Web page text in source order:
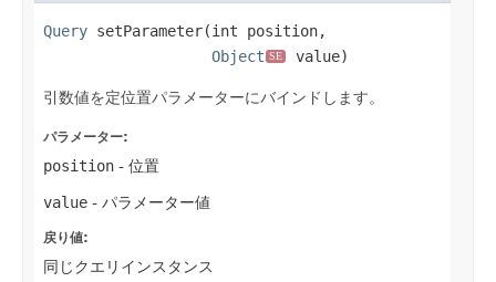
Query setParameter(int position,
Object SE value)
引数値を定位置パラメーターにバインドします。
パラメーター:
position - 位置
value - パラメーター値
戻り値:
同じクエリインスタンス